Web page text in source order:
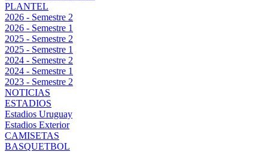
PLANTEL
2026 - Semestre 2
2026 - Semestre 1
2025 - Semestre 2
2025 - Semestre 1
2024 - Semestre 2
2024 - Semestre 1
2023 - Semestre 2
NOTICIAS
ESTADIOS
Estadios Uruguay
Estadios Exterior
CAMISETAS
BASQUETBOL